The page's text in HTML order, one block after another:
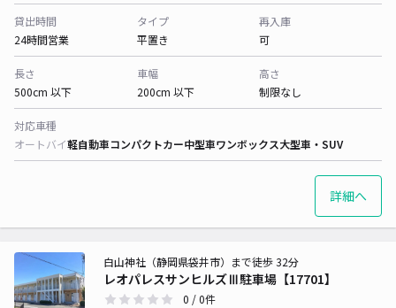
貸出時間
24時間営業
タイプ
平置き
再入庫
可
長さ
500cm 以下
車幅
200cm 以下
高さ
制限なし
対応車種
オートバイ軽自動車コンパクトカー中型車ワンボックス大型車・SUV
詳細へ
レオパレスサンヒルズⅢ駐車場【17701】
白山神社（静岡県袋井市）まで徒歩 32分
0 / 0件